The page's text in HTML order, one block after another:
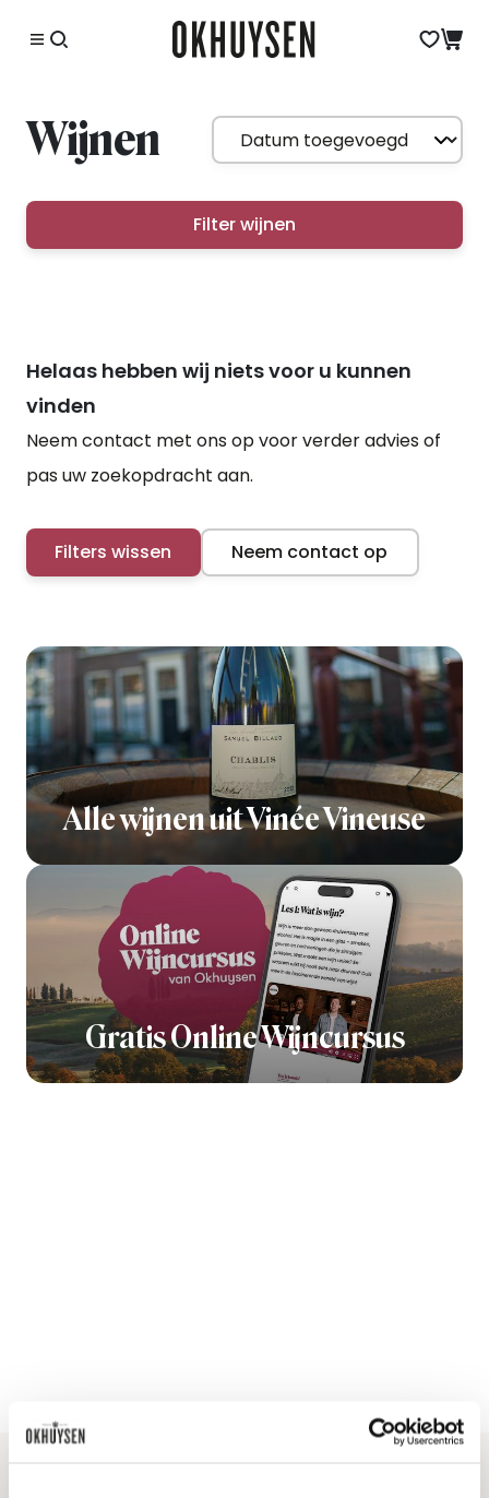
Wijnen
Filter wijnen
Helaas hebben wij niets voor u kunnen
vinden
Neem contact met ons op voor verder advies of
pas uw zoekopdracht aan.
Filters wissen Neem contact op
Alle wijnen uit Vinée Vineuse
Gratis Online Wijncursus